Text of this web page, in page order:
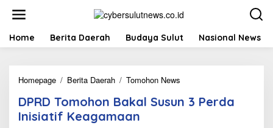
t
Home Berita Daerah Budaya Sulut Nasional News
Homepage / Berita Daerah / Tomohon News
R
DPRD Tomohon Bakal Susun 3 Perda
Inisiatif Keagamaan